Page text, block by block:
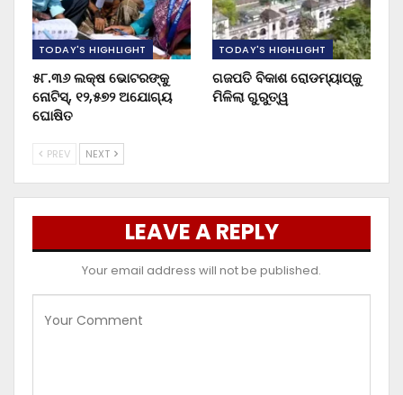
TODAY'S HIGHLIGHT
୫୮.୩୬ ଲକ୍ଷ ଭୋଟରଙ୍କୁ
ନୋଟିସ୍‌, ୧୨,୫୭୨ ଅଯୋଗ୍ୟ
ଘୋଷିତ
TODAY'S HIGHLIGHT
ଗଜପତି ବିକାଶ ରୋଡମ୍ୟାପ୍‌କୁ
ମିଳିଲା ଗୁରୁତ୍ୱ
PREV NEXT
LEAVE A REPLY
Your email address will not be published.